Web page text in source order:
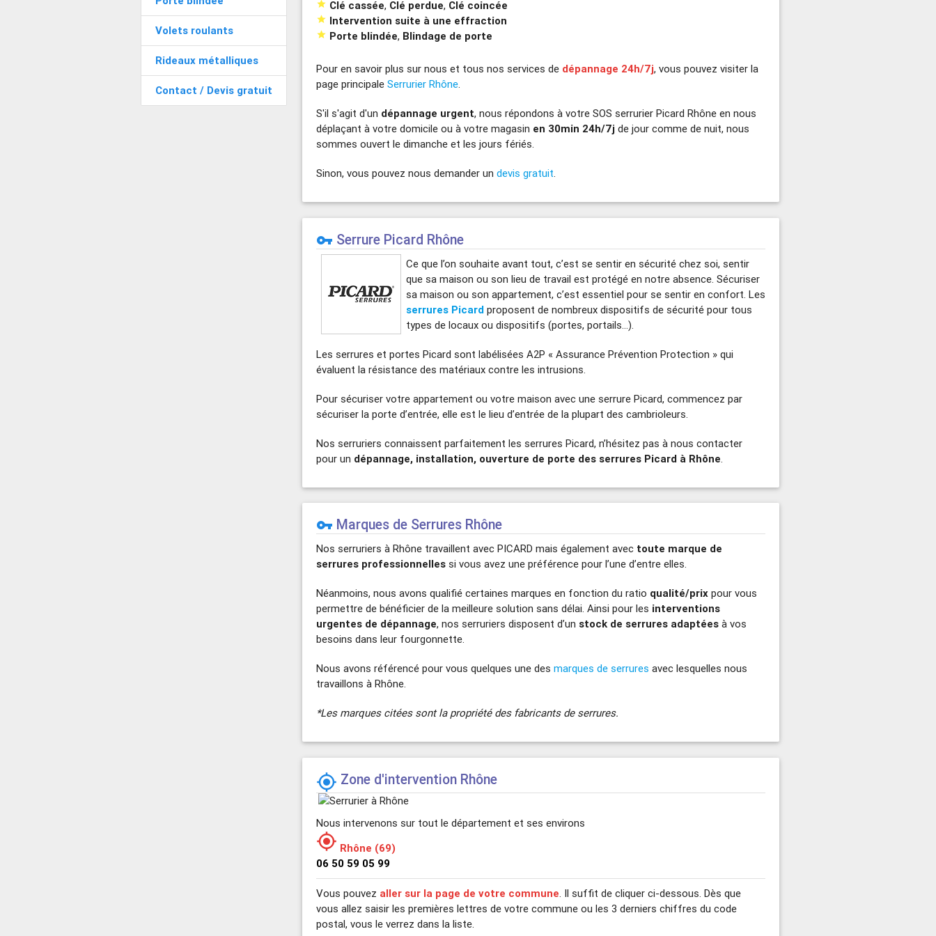
Volets roulants
Rideaux métalliques
Contact / Devis gratuit
 Clé cassée, Clé perdue, Clé coincée
 Intervention suite à une effraction
 Porte blindée, Blindage de porte
Pour en savoir plus sur nous et tous nos services de dépannage 24h/7j, vous pouvez visiter la
page principaleSerrurier Rhône.
S'il s'agit d'un dépannage urgent, nous répondons à votre SOS serrurier Picard Rhône en nous
déplaçant à votre domicile ou à votre magasin en 30min 24h/7j de jour comme de nuit, nous
sommes ouvert le dimanche et les jours fériés.
Sinon, vous pouvez nous demander undevis gratuit.
vpn_key Serrure Picard Rhône
Ce que l’on souhaite avant tout, c’est se sentir en sécurité chez soi, sentir
que sa maison ou son lieu de travail est protégé en notre absence. Sécuriser
sa maison ou son appartement, c’est essentiel pour se sentir en confort. Les
serrures Picard proposent de nombreux dispositifs de sécurité pour tous
types de locaux ou dispositifs (portes, portails…).
Les serrures et portes Picard sont labélisées A2P « Assurance Prévention Protection » qui
évaluent la résistance des matériaux contre les intrusions.
Pour sécuriser votre appartement ou votre maison avec une serrure Picard, commencez par
sécuriser la porte d’entrée, elle est le lieu d’entrée de la plupart des cambrioleurs.
Nos serruriers connaissent parfaitement les serrures Picard, n’hésitez pas à nous contacter
pour un dépannage, installation, ouverture de porte des serrures Picard à Rhône
vpn_key Marques de Serrures Rhône
Nos serruriers à Rhône travaillent avec PICARD mais également avec toute marque de
serrures professionnelles si vous avez une préférence pour l’une d’entre elles.
Néanmoins, nous avons qualifié certaines marques en fonction du ratio qualité/prix pour vous
permettre de bénéficier de la meilleure solution sans délai. Ainsi pour les interventions
urgentes de dépannage, nos serruriers disposent d’unstock de serrures adaptées à vos
besoins dans leur fourgonnette.
Nous avons référencé pour vous quelques une desmarques de serrures avec lesquelles nous
travaillons à Rhône.
*Les marques citées sont la propriété des fabricants de serrures.
 Zone d'intervention Rhône
Nous intervenons sur tout le département et ses environs
 Rhône (69)
06 50 59 05 99
Vous pouvez aller sur la page de votre commune . Il suffit de cliquer ci-dessous. Dès que
vous allez saisir les premières lettres de votre commune ou les 3 derniers chiffres du code
postal, vous le verrez dans la liste.